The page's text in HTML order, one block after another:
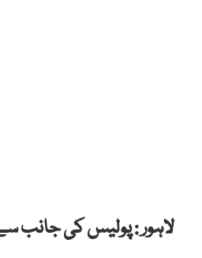
لاہور : پولیس کی جانب